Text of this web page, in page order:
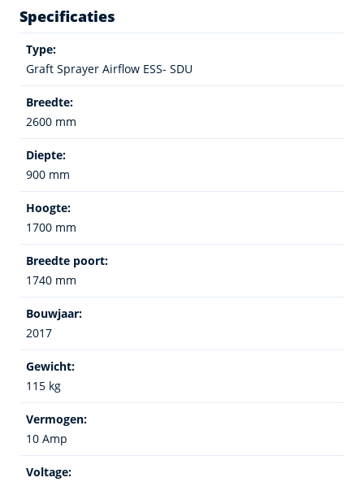
Specificaties
Type:
Graft Sprayer Airflow ESS- SDU
Breedte:
2600 mm
Diepte:
900 mm
Hoogte:
1700 mm
Breedte poort:
1740 mm
Bouwjaar:
2017
Gewicht:
115 kg
Vermogen:
10 Amp
Voltage: